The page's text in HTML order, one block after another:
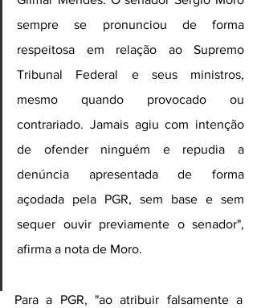
sempre se pronunciou de forma
respeitosa em relação ao Supremo
Tribunal Federal e seus ministros,
mesmo quando provocado ou
contrariado. Jamais agiu com intenção
de ofender ninguém e repudia a
denúncia apresentada de forma
açodada pela PGR, sem base e sem
sequer ouvir previamente o senador",
afirma a nota de Moro.
Para a PGR, "ao atribuir falsamente a